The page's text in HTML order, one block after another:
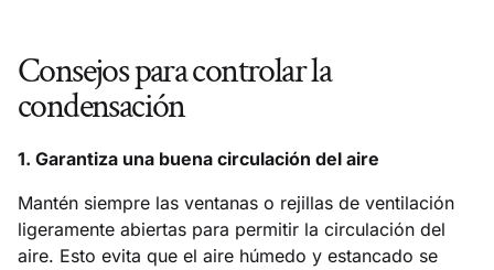
Consejos para controlar la
condensación
1. Garantiza una buena circulación del aire
Mantén siempre las ventanas o rejillas de ventilación
ligeramente abiertas para permitir la circulación del
aire. Esto evita que el aire húmedo y estancado se